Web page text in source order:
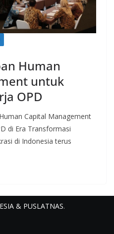
Human
untuk
OPD
Capital Management
di Era Transformasi
di Indonesia terus
& PUSLATNAS.